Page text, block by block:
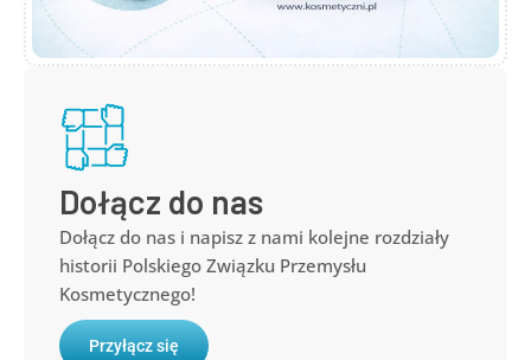
Dołącz do nas
Dołącz do nas i napisz z nami kolejne rozdziały
historii Polskiego Związku Przemysłu
Kosmetycznego!
Przyłącz się